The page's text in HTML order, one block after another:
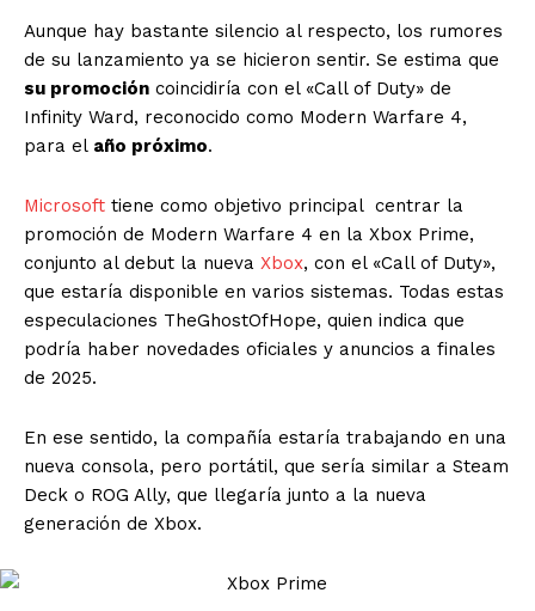
Aunque hay bastante silencio al respecto, los rumores
de su lanzamiento ya se hicieron sentir. Se estima que
su promoción coincidiría con el «Call of Duty» de
Infinity Ward, reconocido como Modern Warfare 4,
para el año próximo.
Microsoft tiene como objetivo principal centrar la
promoción de Modern Warfare 4 en la Xbox Prime,
conjunto al debut la nueva Xbox, con el «Call of Duty»,
que estaría disponible en varios sistemas. Todas estas
especulaciones TheGhostOfHope, quien indica que
podría haber novedades oficiales y anuncios a finales
de 2025.
En ese sentido, la compañía estaría trabajando en una
nueva consola, pero portátil, que sería similar a Steam
Deck o ROG Ally, que llegaría junto a la nueva
generación de Xbox.